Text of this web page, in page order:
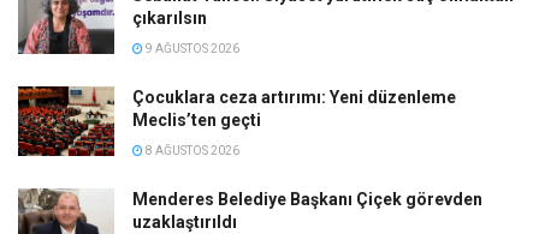
çıkarılsın
9 AĞUSTOS 2026
Çocuklara ceza artırımı: Yeni düzenleme
Meclis’ten geçti
8 AĞUSTOS 2026
Menderes Belediye Başkanı Çiçek görevden
uzaklaştırıldı